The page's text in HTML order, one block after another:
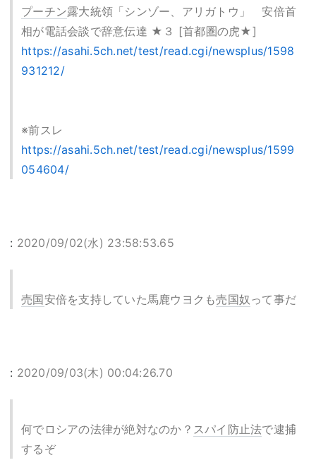
プーチン露大統領「シンゾー、アリガトウ」 安倍首
相が電話会談で辞意伝達 ★３ [首都圏の虎★]
https://asahi.5ch.net/test/read.cgi/newsplus/1598
931212/
※前スレ
https://asahi.5ch.net/test/read.cgi/newsplus/1599
054604/
: 2020/09/02(水) 23:58:53.65
売国安倍を支持していた馬鹿ウヨクも売国奴 って事だ
: 2020/09/03(木) 00:04:26.70
何でロシアの法律が絶対なのか？ スパイ防止法で逮捕
するぞ